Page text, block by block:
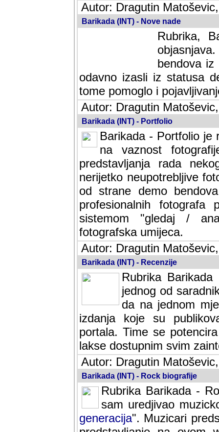
Autor: Dragutin
Barikada (INT) - Nove nade
Rubrika,
bendova
odavno izasli iz statusa
tome pomoglo i
Autor: Dragutin
Barikada (INT) - Portfolio
Barikada - Portfolio je
na vaznost
predstavljanja rada
nerijetko neupotrebljive
od strane demo
profesionalnih fotografa
sistemom "gledaj /
fotografska umijeca.
Autor: Dragutin
Barikada (INT) - Recenzije
Rubrika
jednog od
da na jednom
izdanja koje su
portala. Time se
lakse dostupnim svim
Autor: Dragutin
Barikada (INT) - Rock biografije
Rubrika Barikada -
sam uredjivao
generacija". Muzicari